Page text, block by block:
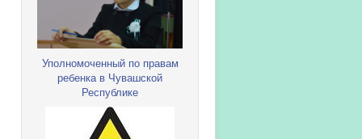
Уполномоченный по правам
ребенка в Чувашской
Республике